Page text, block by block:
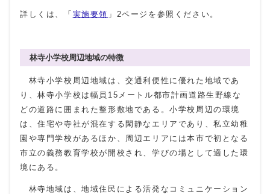
詳しくは、「 実施要領 」2ページを参照ください。
林寺小学校周辺地域の特徴
林寺小学校周辺地域は、交通利便性に優れた地域であ
り、林寺小学校は幅員15メートル都市計画道路生野線な
どの道路に囲まれた整形敷地である。小学校周辺の環境
は、住宅や寺社が混在する閑静なエリアであり、私立幼稚
園や専門学校があるほか、周辺エリアには本市で初となる
市立の義務教育学校が開校され、学びの場として適した環
境にある。
林寺地域は、地域住民による活発なコミュニケーション